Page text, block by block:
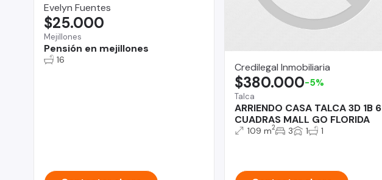
Evelyn Fuentes
Mejillones
Pensión en mejillones
$25.000
16
Credilegal Inmobiliaria
Talca
ARRIENDO CASA TALCA 3D 1B 6
CUADRAS MALL GO FLORIDA
$380.000-5%
109 m2 3 1 1